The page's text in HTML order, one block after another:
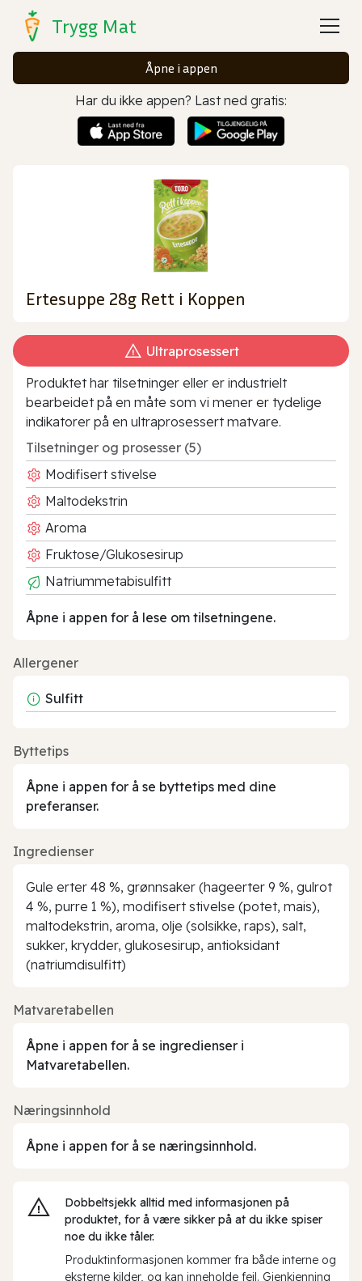
Trygg Mat
Åpne i appen
Har du ikke appen? Last ned gratis:
Ertesuppe 28g Rett i Koppen
Ultraprosessert
Produktet har tilsetninger eller er industrielt
bearbeidet på en måte som vi mener er tydelige
indikatorer på en ultraprosessert matvare.
Tilsetninger og prosesser (5)
Modifisert stivelse
Maltodekstrin
Aroma
Fruktose/Glukosesirup
Natriummetabisulfitt
Åpne i appen for å lese om tilsetningene.
Allergener
Sulfitt
Byttetips
Åpne i appen for å se byttetips med dine
preferanser.
Ingredienser
Gule erter 48 %, grønnsaker (hageerter 9 %, gulrot
4 %, purre 1 %), modifisert stivelse (potet, mais),
maltodekstrin, aroma, olje (solsikke, raps), salt,
sukker, krydder, glukosesirup, antioksidant
(natriumdisulfitt)
Matvaretabellen
Åpne i appen for å se ingredienser i
Matvaretabellen.
Næringsinnhold
Åpne i appen for å se næringsinnhold.
Dobbeltsjekk alltid med informasjonen på
produktet, for å være sikker på at du ikke spiser
noe du ikke tåler.
Produktinformasjonen kommer fra både interne og
eksterne kilder, og kan inneholde feil. Gjenkjenning